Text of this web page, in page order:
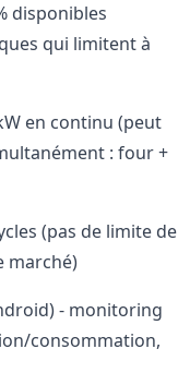
disponibles
qui limitent à
en continu (peut
: four +
(pas de limite de
marché)
- monitoring
consommation,